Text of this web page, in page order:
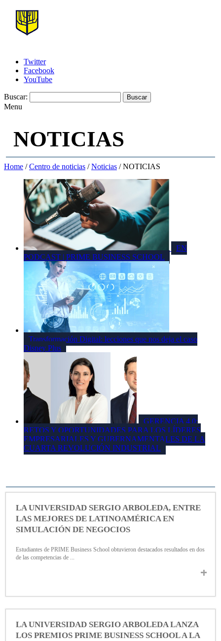
Twitter
Facebook
YouTube
Buscar:
Menu
NOTICIAS
Home /Centro de noticias /Noticias /NOTICIAS
EN
PODCAST | PRIME BUSINESS SCHOOL
Transformación Digital: lecciones que nos deja el caso
Disney Plus
GERENCIA 4.0:
RETOS Y OPORTUNIDADES PARA LOS LÍDERES
EMPRESARIALES Y GUBERNAMENTALES DE LA
CUARTA REVOLUCIÓN INDUSTRIAL
LA UNIVERSIDAD SERGIO ARBOLEDA, ENTRE
LAS MEJORES DE LATINOAMÉRICA EN
SIMULACIÓN DE NEGOCIOS
Estudiantes de PRIME Business School obtuvieron destacados resultados en dos
de las competencias de ...
LA UNIVERSIDAD SERGIO ARBOLEDA LANZA
LOS PREMIOS PRIME BUSINESS SCHOOL A LA